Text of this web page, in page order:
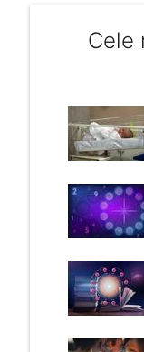
Cele